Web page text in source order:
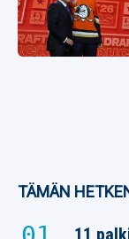
TÄMÄN
11